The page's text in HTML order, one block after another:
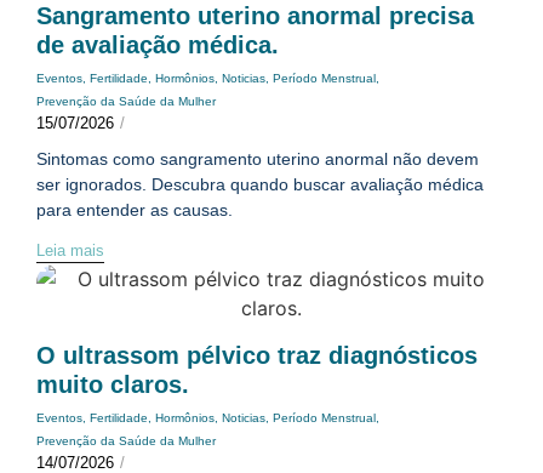
Sangramento uterino anormal precisa
de avaliação médica.
Eventos Fertilidade Hormônios Noticias Período Menstrual
Prevenção da Saúde da Mulher
15/07/2026 /
Sintomas como sangramento uterino anormal não devem
ser ignorados. Descubra quando buscar avaliação médica
para entender as causas.
Leia mais
O ultrassom pélvico traz diagnósticos
muito claros.
Eventos Fertilidade Hormônios Noticias Período Menstrual
Prevenção da Saúde da Mulher
14/07/2026 /